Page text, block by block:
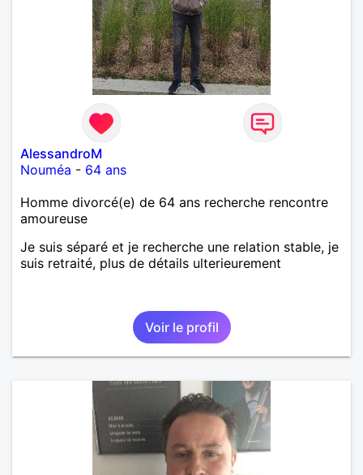
AlessandroM
Nouméa - 64 ans
Homme divorcé(e) de 64 ans recherche rencontre
amoureuse
Je suis séparé et je recherche une relation stable, je
suis retraité, plus de détails ulterieurement
Voir le profil